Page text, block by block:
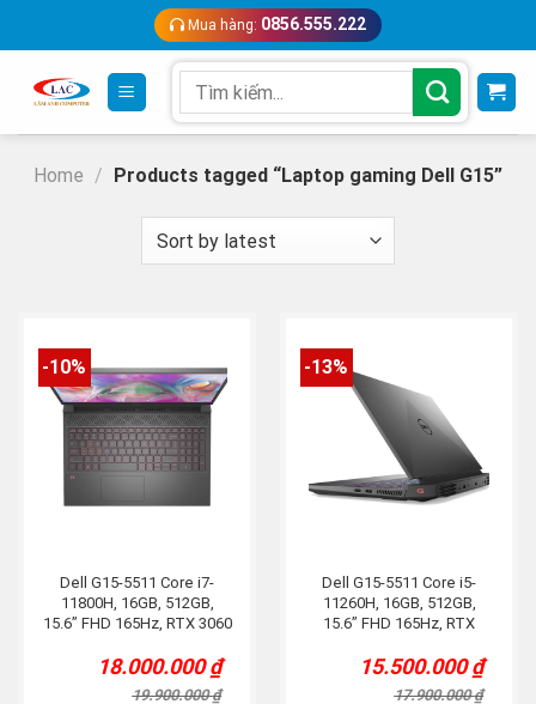
content
Mua hàng: 0856.555.222
for:
Home / Products tagged “Laptop gaming Dell G15”
-10%
Dell G15-5511 Core i7-
11800H, 16GB, 512GB,
15.6” FHD 165Hz, RTX 3060
19.900.000₫
Original
price
18.000.000₫
Current
price
-13%
Dell G15-5511 Core i5-
11260H, 16GB, 512GB,
15.6” FHD 165Hz, RTX
17.900.000₫
Original
price
15.500.000₫
Current
price